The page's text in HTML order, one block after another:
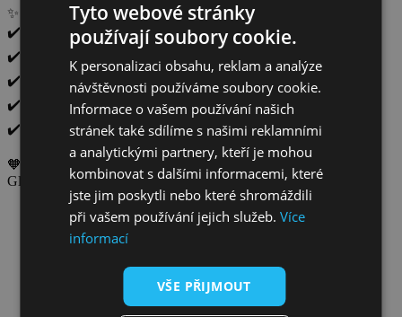
✨
Proč je skvělé?
✔️ třpytivý glitter efekt pro kouzelný vzhled
✔️ krásné vílí motivy v baletních šatičkách
✔️ snadná aplikace – stačí pár vteřin s vodou
✔️ šetrné k dětské pokožce, snadno odstranitelné
✔️ vydrží 3–5 dní podle typu pokožky a péče
🧡
Kam se hodí?
Glitter víly vyniknou nejlépe:
na paži nebo zápěstí, pro kouzelný look každý den
na lýtko či stehno
na rameno či lopatku
, pro vílí vzhled na oslavách
na hřbet ruky, pokud chtějí mít vílu stále na očích
Tyto webové stránky
používají soubory cookie.
K personalizaci obsahu, reklam a analýze
návštěvnosti používáme soubory cookie.
Informace o vašem používání našich
stránek také sdílíme s našimi reklamními
a analytickými partnery, kteří je mohou
kombinovat s dalšími informacemi, které
jste jim poskytli nebo které shromáždili
při vašem používání jejich služeb. Více
informací
VŠE PŘIJMOUT